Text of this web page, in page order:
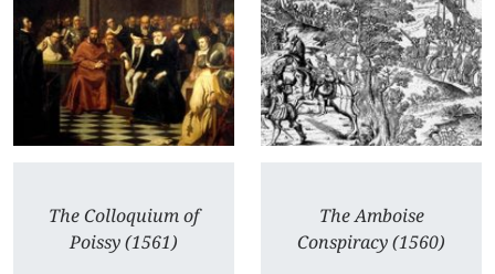
The Colloquium of
Poissy (1561)
The Amboise
Conspiracy (1560)